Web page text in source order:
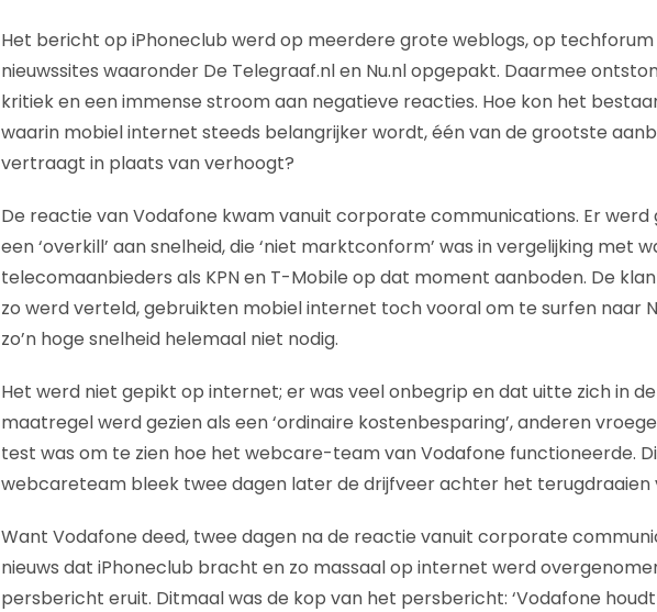
Het bericht op iPhoneclub werd op meerdere grote weblogs, op techforum
nieuwssites waaronder De Telegraaf.nl en Nu.nl opgepakt. Daarmee
kritiek en een immense stroom aan negatieve reacties. Hoe kon het
waarin mobiel internet steeds belangrijker wordt, één van de grootste
vertraagt in plaats van verhoogt?
De reactie van Vodafone kwam vanuit corporate communications. Er werd
een ‘overkill’ aan snelheid, die ‘niet marktconform’ was in vergelijking met
telecomaanbieders als KPN en T-Mobile op dat moment aanboden. De
zo werd verteld, gebruikten mobiel internet toch vooral om te surfen naar
zo’n hoge snelheid helemaal niet nodig.
Het werd niet gepikt op internet; er was veel onbegrip en dat uitte zich in
maatregel werd gezien als een ‘ordinaire kostenbesparing’, anderen
test was om te zien hoe het webcare-team van Vodafone functioneerde.
webcareteam bleek twee dagen later de drijfveer achter het terugdraaien
Want Vodafone deed, twee dagen na de reactie vanuit corporate
nieuws dat iPhoneclub bracht en zo massaal op internet werd
persbericht eruit. Ditmaal was de kop van het persbericht: ‘Vodafone